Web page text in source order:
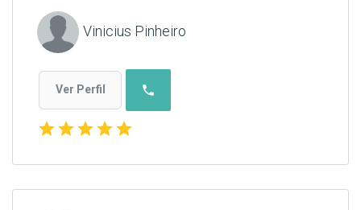
Vinicius Pinheiro
Ver Perfil phone
starstarstarstarstar